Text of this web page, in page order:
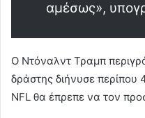
αμέσως»,
Ο Ντόναλντ Τραμπ
δράστης διήνυσε περίπου
NFL θα έπρεπε να τον